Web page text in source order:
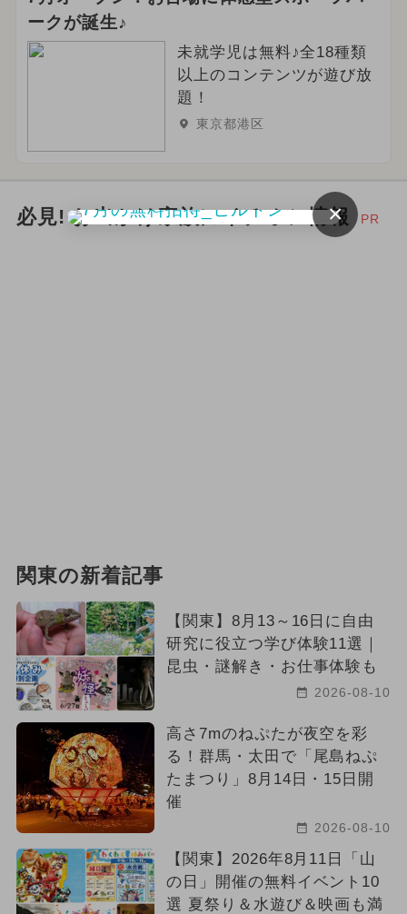
ークが誕生♪
未就学児は無料♪全18種類
以上のコンテンツが遊び放
題！
東京都港区
必見! お出かけ家族にイチオシ情報 PR
関東の新着記事
【関東】8月13～16日に自由
研究に役立つ学び体験11選｜
昆虫・謎解き・お仕事体験も
2026-08-10
高さ7mのねぷたが夜空を彩
る！群馬・太田で「尾島ねぷ
たまつり」8月14日・15日開
催
2026-08-10
【関東】2026年8月11日「山
の日」開催の無料イベント10
選 夏祭り＆水遊び＆映画も満
×